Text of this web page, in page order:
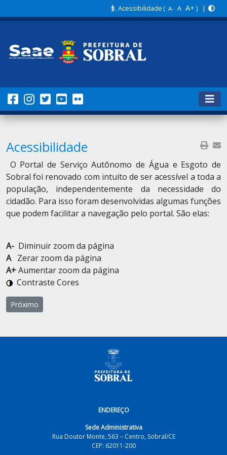
Acessibilidade( A- A A+ ) |
Acessibilidade
O Portal de Serviço Autônomo de Água e Esgoto de
Sobral foi renovado com intuito de ser acessível a toda a
população, independentemente da necessidade do
cidadão. Para isso foram desenvolvidas algumas funções
que podem facilitar a navegação pelo portal. São elas:
A- Diminuir zoom da página
AZerar zoom da página
A+Aumentar zoom da página
Contraste Cores
Próximo artigo: Ligação de Água
Próximo
ENDEREÇO
Sede Administrativa
Rua Doutor Monte, 563 – Centro, Sobral/CE
CEP: 62011-200